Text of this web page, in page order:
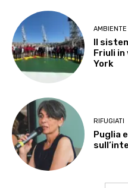
AMBIENTE
Il
Friuli
York
RIFUGIATI
Puglia